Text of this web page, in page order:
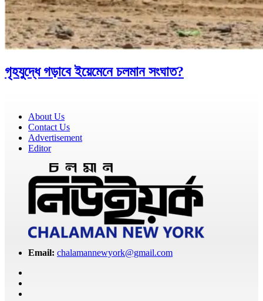
গৃহযুদ্ধে গড়াবে ইয়েমেনে চলমান সংঘাত?
About Us
Contact Us
Advertisement
Editor
Email: chalamannewyork@gmail.com